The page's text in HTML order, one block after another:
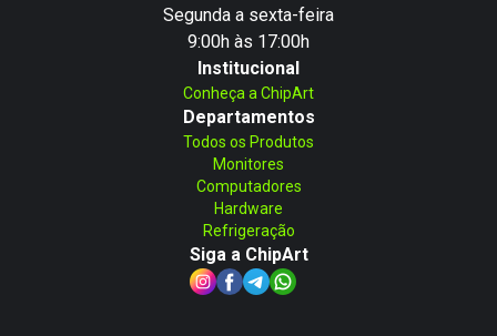
Segunda a sexta-feira
9:00h às 17:00h
Institucional
Conheça a ChipArt
Departamentos
Todos os Produtos
Monitores
Computadores
Hardware
Refrigeração
Siga a ChipArt